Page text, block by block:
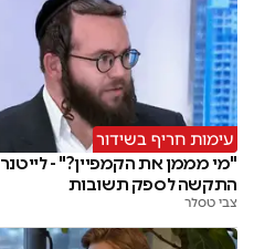
עימות חריף בשידור
"מי מממן את הקמפיין?" - לייטנר
התקשה לספק תשובות
צבי טסלר